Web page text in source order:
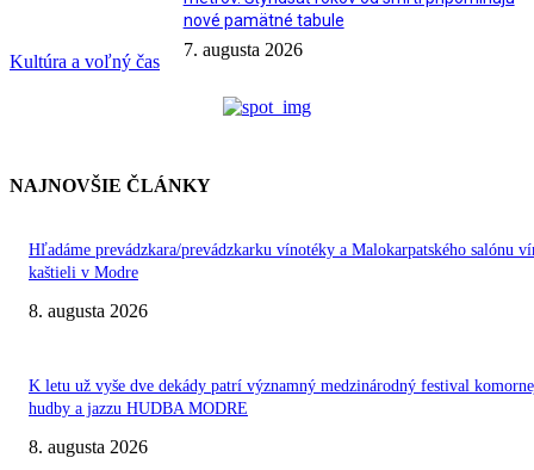
Kultúra a voľný čas
nové pamätné tabule
7. augusta 2026
NAJNOVŠIE ČLÁNKY
Hľadáme prevádzkara/prevádzkarku vínotéky a Malokarpatského salónu
kaštieli v Modre
8. augusta 2026
K letu už vyše dve dekády patrí významný medzinárodný festival
hudby a jazzu HUDBA MODRE
8. augusta 2026